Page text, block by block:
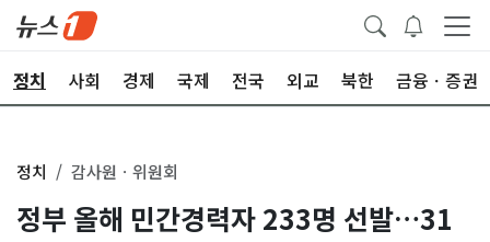
정치 사회 경제 국제 전국 외교 북한 금융ㆍ증권
정치 감사원ㆍ위원회
정부 올해 민간경력자 233명 선발…31